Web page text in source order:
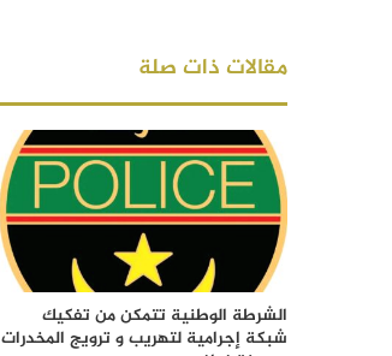
مقالات ذات صلة
الشرطة الوطنية تتمكن من تفكيك
شبكة إجرامية لتهريب و ترويج المخدرات